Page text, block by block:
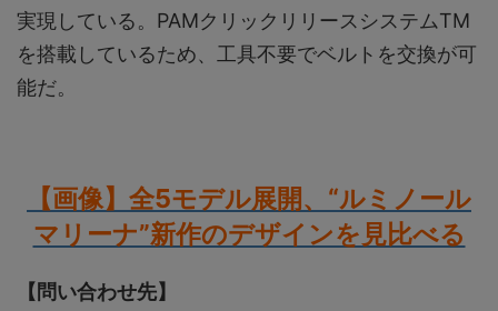
実現している。PAMクリックリリースシステムTM
を搭載しているため、工具不要でベルトを交換が可
能だ。
【画像】全5モデル展開、“ルミノール
マリーナ”新作のデザインを見比べる
【問い合わせ先】